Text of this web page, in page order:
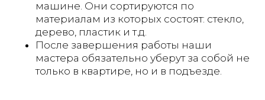
машине. Они сортируются по
материалам из которых состоят: стекло,
дерево, пластик и т.д.
После завершения работы наши
мастера обязательно уберут за собой не
только в квартире, но и в подъезде.